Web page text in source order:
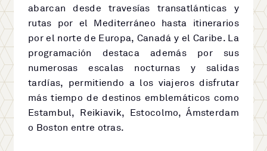
abarcan desde travesías transatlánticas y
rutas por el Mediterráneo hasta itinerarios
por el norte de Europa, Canadá y el Caribe. La
programación destaca además por sus
numerosas escalas nocturnas y salidas
tardías, permitiendo a los viajeros disfrutar
más tiempo de destinos emblemáticos como
Estambul, Reikiavik, Estocolmo, Ámsterdam
o Boston entre otras.